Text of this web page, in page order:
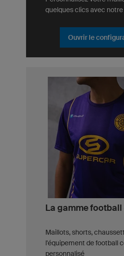
quelques clics avec
Ouvrir le
La gamme football
Maillots, shorts,
l'équipement de football
personnalisé